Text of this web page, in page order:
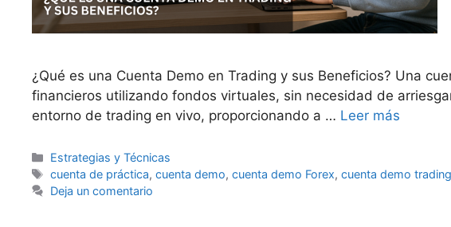
¿Qué es una Cuenta Demo en Trading y sus Beneficios? Una
financieros utilizando fondos virtuales, sin necesidad de
entorno de trading en vivo, proporcionando a … Leer más
Categorías
Estrategias y Técnicas
Etiquetas
cuenta de práctica,cuenta demo,cuenta demo Forex,cuenta demo trading
Deja un comentario